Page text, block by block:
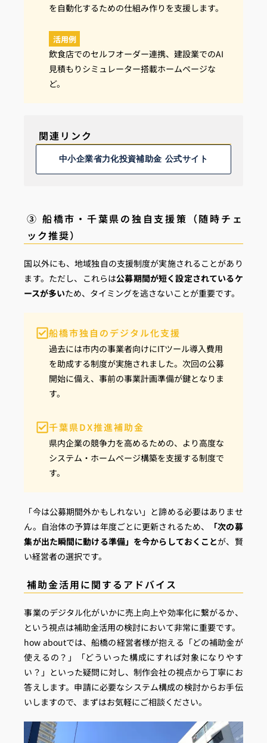
を自動化するための仕組み作りを支援します。
活用例
飲食店でのセルフオーダー連携、建設業でのAI
見積もりシミュレーター搭載ホームページな
ど。
関連リンク
中小企業省力化投資補助金 公式サイト
③ 船橋市・千葉県の独自支援策（随時チェ
ック推奨）
国以外にも、地域独自の支援制度が実施されることがあり
ます。ただし、これらは公募期間が短く設定されているケ
ースが多いため、タイミングを逃さないことが重要です。
船橋市独自のデジタル化支援
過去には市内の事業者向けにITツール導入費用
を助成する制度が実施されました。次回の公募
開始に備え、事前の事業計画準備が鍵となりま
す。
千葉県DX推進補助金
県内企業の競争力を高めるための、より高度な
システム・ホームページ構築を支援する制度で
す。
「今は公募期間外かもしれない」と諦める必要はありませ
ん。自治体の予算は年度ごとに更新されるため、
「次の募
集が出た瞬間に動ける準備」を今からしておくことが、賢
い経営者の選択です。
補助金活用に関するアドバイス
事業のデジタル化がいかに売上向上や効率化に繋がるか、
という視点は補助金活用の検討において非常に重要です。
how aboutでは、船橋の経営者様が抱える「どの補助金が
使えるの？」「どういった構成にすれば対象になりやす
い？」といった疑問に対し、制作会社の視点から丁寧にお
答えします。申請に必要なシステム構成の検討からお手伝
いしますので、まずはお気軽にご相談ください。